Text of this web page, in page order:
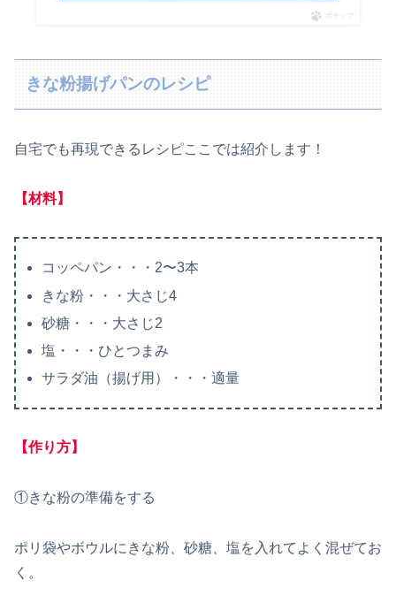
ポチップ
きな粉揚げパンのレシピ
自宅でも再現できるレシピここでは紹介します！
【材料】
コッペパン・・・2〜3本
きな粉・・・大さじ4
砂糖・・・大さじ2
塩・・・ひとつまみ
サラダ油（揚げ用）・・・適量
【作り方】
①きな粉の準備をする
ポリ袋やボウルにきな粉、砂糖、塩を入れてよく混ぜてお
く。